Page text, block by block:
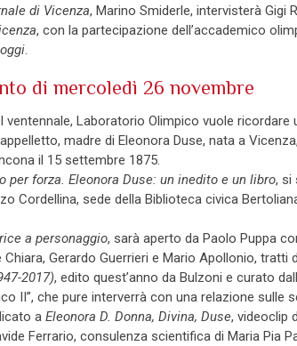
di Vicenza, Marino Smiderle, intervisterà Gigi
, con la partecipazione dell’accademico
di mercoledì 26 novembre
ventennale, Laboratorio Olimpico vuole
madre di Eleonora Duse, nata a
il 15 settembre 1875.
per forza. Eleonora Duse: un inedito e un libro, si
Cordellina, sede della Biblioteca civica
a personaggio, sarà aperto da Paolo Puppa
Gerardo Guerrieri e Mario Apollonio, tratti
2017), edito quest’anno da Bulzoni e curato
II”, che pure interverrà con una relazione sulle
a Eleonora D. Donna, Divina, Duse, videoclip
Ferrario, consulenza scientifica di Maria Pia